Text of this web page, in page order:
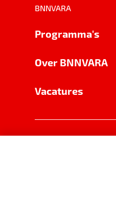
BNNVARA
Programma's
Over BNNVARA
Vacatures